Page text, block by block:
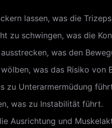
lassen, was die
zu schwingen, was die
was den
was das Risiko von
zu Unterarmermüdung
was zu Instabilität führt.
Ausrichtung und